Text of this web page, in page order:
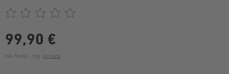
99,90 €
inkl. MwSt. , zzgl. Versand